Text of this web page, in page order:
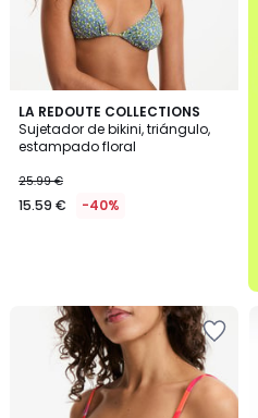
LA REDOUTE COLLECTIONS
Sujetador de bikini, triángulo,
estampado floral
25.99 €
15.59 € -40%